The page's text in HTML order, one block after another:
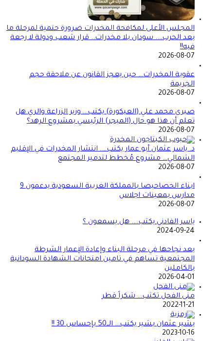
المجلس الأعلى لمكافحة المخدرات ضرورة حتمية لمرحلة ما
بعد الحرب…. سودان بلا مخدرات.. قرار شعب ودولة لا رجعة
فيه!!
2026-08-07
عقوبة المخدرات… حين يعجز القانون عن ملاحقة حجم
الجريمة
2026-08-07
صبرى محمد علي (العيكورة) يكتب… وزير الزراعة والري هل
تعلم أن هذا هو حال (الميجر) الرئيسي بمشروع الرهد؟
2026-08-07
د. ياسر عثمان أبو عمار يكتب…. انتشار المخدرات في الإقليم
الشمالي… مشروع مُخطط لتدمير المجتمع
2026-08-07
ابناء الحصاحيصا بالمملكة العربية السعودية يدعمون 9
مدارس بمعينات اجلاس
2026-08-07
ياسر الفادني يكتب…. هل يسمعون ؟
2024-09-24
بعد نجاحها في مرحلة البناء وإعادة الإعمار الشرطة
المجتمعية تساهم في تامين امتحانات الشهادة السودانية
بالكاملين
2026-04-01
منى الفحل تكتب… شكراً قطر
2022-11-21
بشير عثمان بشير يكتب… الــ50 بإحساس 30 !!
2023-10-16